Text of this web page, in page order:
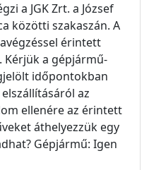
a JGK Zrt. a József
közötti szakaszán. A
érintett
a gépjármű-
időpontokban
az
ellenére az érintett
áthelyezzük egy
Gépjármű: Igen